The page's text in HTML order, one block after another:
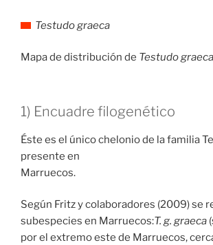
Testudo graeca
Mapa de distribución de Testudo graeca
1) Encuadre filogenético
Éste es el único chelonio de la familia
presente en
Marruecos.
Según Fritz y colaboradores (2009) se
subespecies en Marruecos:T. g. graeca
por el extremo este de Marruecos,